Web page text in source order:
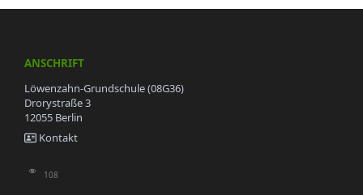
ANSCHRIFT
Löwenzahn-Grundschule (08G36)
Drorystraße 3
12055 Berlin
Kontakt
108